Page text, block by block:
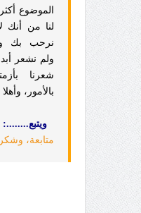
الموضوع
لنا من أنك
نرحب بك
ولم نشعر
شعرنا
بالأمور،
ويتبع........:
متابعة، وشكر